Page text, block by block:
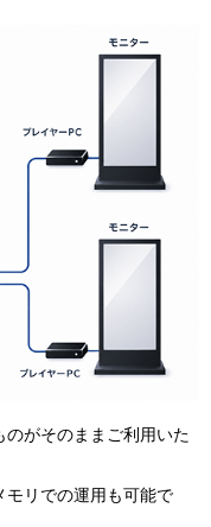
のがそのままご利用いた
モリでの運用も可能で